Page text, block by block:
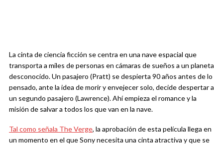
La cinta de ciencia ficción se centra en una nave espacial que
transporta a miles de personas en cámaras de sueños a un planeta
desconocido. Un pasajero (Pratt) se despierta 90 años antes de lo
pensado, ante la idea de morir y envejecer solo, decide despertar a
un segundo pasajero (Lawrence). Ahí empieza el romance y la
misión de salvar a todos los que van en la nave.
Tal como señala The Verge, la aprobación de esta película llega en
un momento en el que Sony necesita una cinta atractiva y que se